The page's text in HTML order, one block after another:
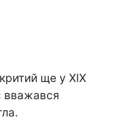
ще у XIX
вважався